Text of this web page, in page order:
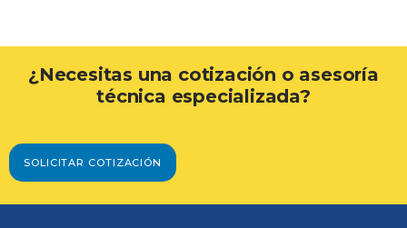
¿Necesitas una cotización o asesoría
técnica especializada?
SOLICITAR COTIZACIÓN